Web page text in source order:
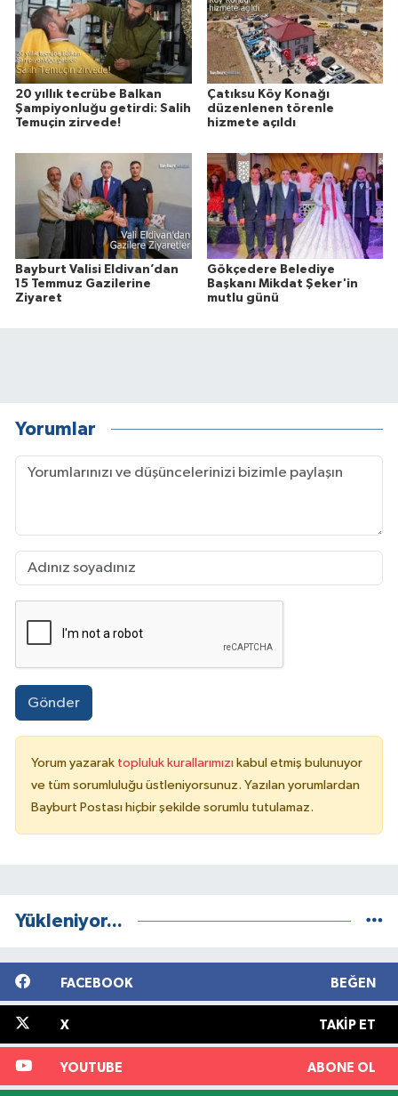
20 yıllık tecrübe Balkan
Şampiyonluğu getirdi: Salih
Temuçin zirvede!
Çatıksu Köy Konağı
düzenlenen törenle
hizmete açıldı
Bayburt Valisi Eldivan’dan
15 Temmuz Gazilerine
Ziyaret
Gökçedere Belediye
Başkanı Mikdat Şeker'in
mutlu günü
Yorumlar
Gönder
Yorum yazarak topluluk kurallarımızı kabul etmiş bulunuyor
ve tüm sorumluluğu üstleniyorsunuz. Yazılan yorumlardan
Bayburt Postası hiçbir şekilde sorumlu tutulamaz.
Yükleniyor...
FACEBOOK BEĞEN
X TAKIP ET
YOUTUBE ABONE OL